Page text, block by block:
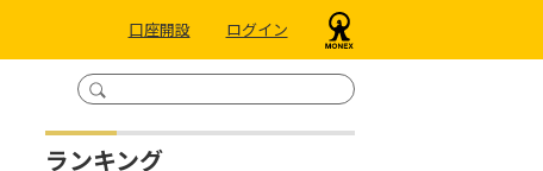
口座開設 ログイン
ランキング